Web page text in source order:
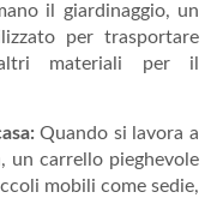
il giardinaggio, un
per trasportare
materiali per il
Quando si lavora a
un carrello pieghevole
mobili come sedie,